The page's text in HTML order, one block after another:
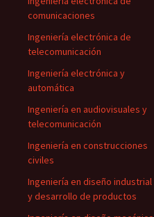
comunicaciones
Ingeniería electrónica de
telecomunicación
Ingeniería electrónica y
automática
Ingeniería en audiovisuales y
telecomunicación
Ingeniería en construcciones
civiles
Ingeniería en diseño industrial
y desarrollo de productos